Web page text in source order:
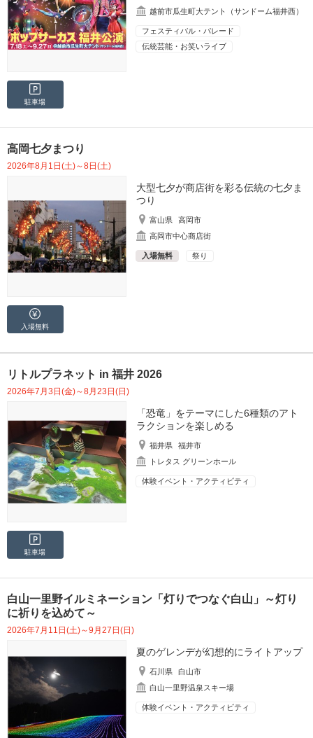
越前市瓜生町大テント（サンドーム福井西）
フェスティバル・パレード
伝統芸能・お笑いライブ
駐車場
高岡七夕まつり
2026年8月1日(土)～8日(土)
大型七夕が商店街を彩る伝統の七夕ま
つり
富山県
高岡市
高岡市中心商店街
入場無料 祭り
入場無料
リトルプラネット in 福井 2026
2026年7月3日(金)～8月23日(日)
「恐竜」をテーマにした6種類のアト
ラクションを楽しめる
福井県
福井市
トレタス グリーンホール
体験イベント・アクティビティ
駐車場
白山一里野イルミネーション「灯りでつなぐ白山」～灯り
に祈りを込めて～
2026年7月11日(土)～9月27日(日)
夏のゲレンデが幻想的にライトアップ
石川県
白山市
白山一里野温泉スキー場
体験イベント・アクティビティ